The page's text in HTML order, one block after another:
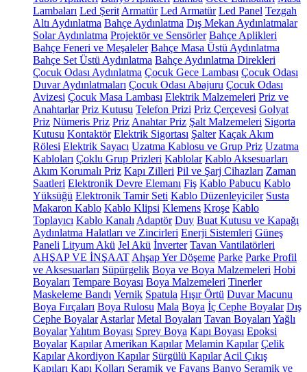
Lambaları Led Şerit Armatür Led Armatür Led Panel Tezgah
Altı Aydınlatma Bahçe Aydınlatma Dış Mekan Aydınlatmalar
Solar Aydınlatma Projektör ve Sensörler Bahçe Aplikleri
Bahçe Feneri ve Meşaleler Bahçe Masa Üstü Aydınlatma
Bahçe Set Üstü Aydınlatma Bahçe Aydınlatma Direkleri
Çocuk Odası Aydınlatma Çocuk Gece Lambası Çocuk Odası
Duvar Aydınlatmaları Çocuk Odası Abajuru Çocuk Odası
Avizesi Çocuk Masa Lambası Elektrik Malzemeleri Priz ve
Anahtarlar Priz Kutusu Telefon Prizi Priz Çerçevesi Golyat
Priz Nümeris Priz Priz Anahtar Priz Şalt Malzemeleri Sigorta
Kutusu Kontaktör Elektrik Sigortası Şalter Kaçak Akım
Rölesi Elektrik Sayacı Uzatma Kablosu ve Grup Priz Uzatma
Kabloları Çoklu Grup Prizleri Kablolar Kablo Aksesuarları
Akım Korumalı Priz Kapı Zilleri Pil ve Şarj Cihazları Zaman
Saatleri Elektronik Devre Elemanı Fiş Kablo Pabucu Kablo
Yüksüğü Elektronik Tamir Seti Kablo Düzenleyiciler Susta
Makaron Kablo Kablo Klipsi Klemens Kroşe Kablo
Toplayıcı Kablo Kanalı Adaptör Duy Buat Kutusu ve Kapağı
Aydınlatma Halatları ve Zincirleri Enerji Sistemleri Güneş
Paneli Lityum Akü Jel Akü İnverter Tavan Vantilatörleri
AHŞAP VE İNŞAAT Ahşap Yer Döşeme Parke Parke Profil
ve Aksesuarları Süpürgelik Boya ve Boya Malzemeleri Hobi
Boyaları Tempare Boyası Boya Malzemeleri Tinerler
Maskeleme Bandı Vernik Spatula Hışır Örtü Duvar Macunu
Boya Fırçaları Boya Rulosu Mala Boya İç Cephe Boyalar Dış
Cephe Boyalar Astarlar Metal Boyaları Tavan Boyaları Yağlı
BoyalarYalıtım Boyası Sprey Boya Kapı Boyası Epoksi
Boyalar Kapılar Amerikan Kapılar Melamin Kapılar Çelik
Kapılar Akordiyon Kapılar Sürgülü Kapılar Acil Çıkış
Kapıları Kapı Kolları Seramik ve Fayans Banyo Seramik ve